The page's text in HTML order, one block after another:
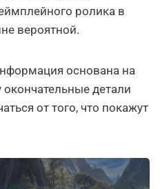
ролика в
вероятной.
основана на
окончательные детали
от того, что покажут